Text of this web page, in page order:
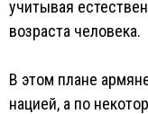
учитывая
возраста человека.
В этом плане
нацией, а по